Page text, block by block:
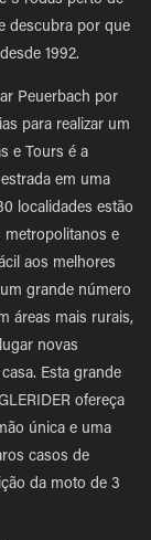
descubra por que
1992.
Peuerbach por
para realizar um
e Tours é a
em uma
localidades estão
metropolitanos e
aos melhores
grande número
áreas mais rurais,
novas
Esta grande
ofereça
única e uma
casos de
da moto de 3